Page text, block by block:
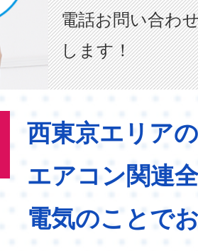
電話お問い合わ
します！
西東京エリアの
エアコン関連
電気のことで